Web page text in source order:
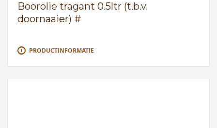
Boorolie tragant 0.5ltr (t.b.v.
doornaaier) #
PRODUCTINFORMATIE